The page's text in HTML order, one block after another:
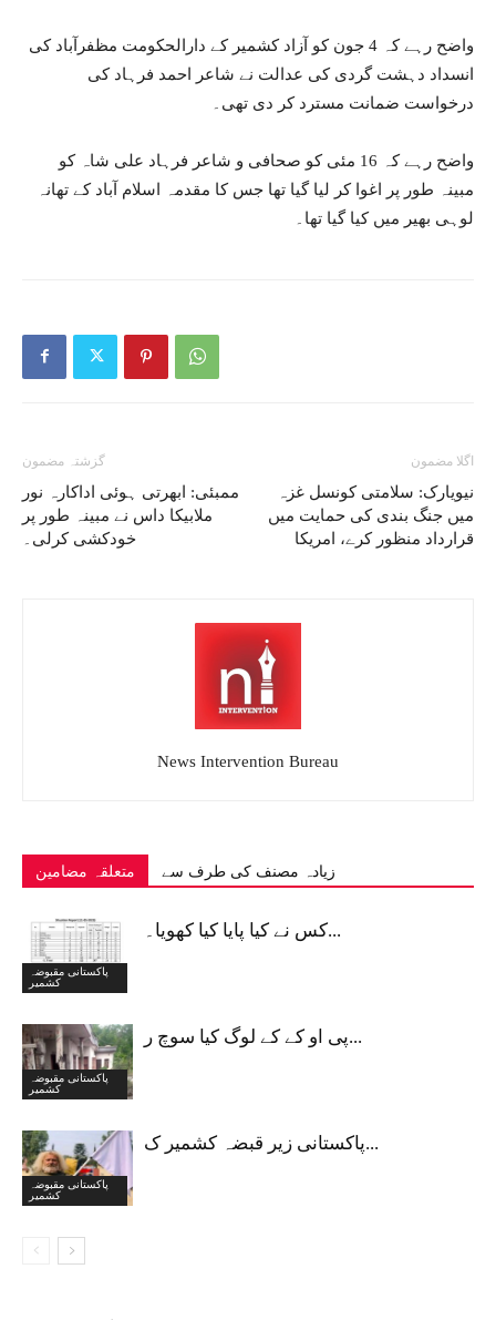
واضح رہے کہ 4 جون کو آزاد کشمیر کے دارالحکومت مظفرآباد کی
انسداد دہشت گردی کی عدالت نے شاعر احمد فرہاد کی
درخواست ضمانت مسترد کر دی تھی۔
واضح رہے کہ 16 مئی کو صحافی و شاعر فرہاد علی شاہ کو
مبینہ طور پر اغوا کر لیا گیا تھا جس کا مقدمہ اسلام آباد کے تھانہ
لوہی بھیر میں کیا گیا تھا۔
گزشتہ مضمون
ممبئی: ابھرتی ہوئی اداکارہ نور
ملابیکا داس نے مبینہ طور پر
خودکشی کرلی۔
اگلا مضمون
نیویارک: سلامتی کونسل غزہ
میں جنگ بندی کی حمایت میں
قرارداد منظور کرے، امریکا
News Intervention Bureau
متعلقہ مضامین زیادہ مصنف کی طرف سے
پاکستانی مقبوضہ
کشمیر
کس نے کیا پایا کیا کھویا۔...
پاکستانی مقبوضہ
کشمیر
پی او کے کے لوگ کیا سوچ ر...
پاکستانی مقبوضہ
کشمیر
پاکستانی زیر قبضہ کشمیر ک...